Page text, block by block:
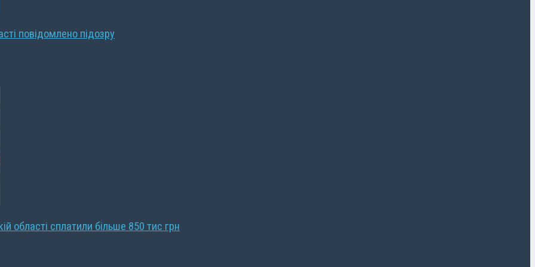
повідомлено підозру
області сплатили більше 850 тис грн